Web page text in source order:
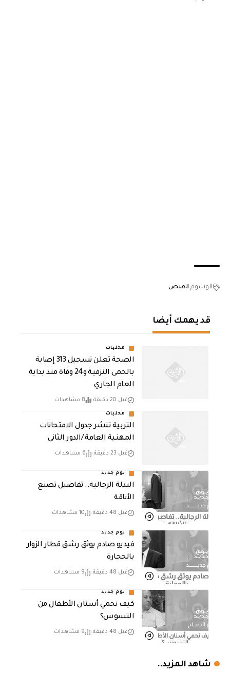
الوسوم القبض
قد يهمك أيضا
محليات
الصحة تعلن تسجيل 313 إصابة
بالحمى النزفية و24 وفاة منذ بداية
العام الجاري
قبل 20 دقيقة 8 مشاهدات
محليات
التربية تنشر جدول الامتحانات
المهنية العامة /الدور الثاني
قبل 23 دقيقة 6 مشاهدات
يوم جديد
البدلة الرجالية.. تفاصيل تصنع
الأناقة
قبل 48 دقيقة 10 مشاهدات
يوم جديد
فيديو صادم يوثق رشق قطار الزوار
بالحجارة
قبل 48 دقيقة 9 مشاهدات
يوم جديد
كيف نحمي أسنان الأطفال من
التسوس؟
قبل 48 دقيقة 9 مشاهدات
شاهد المزيد..